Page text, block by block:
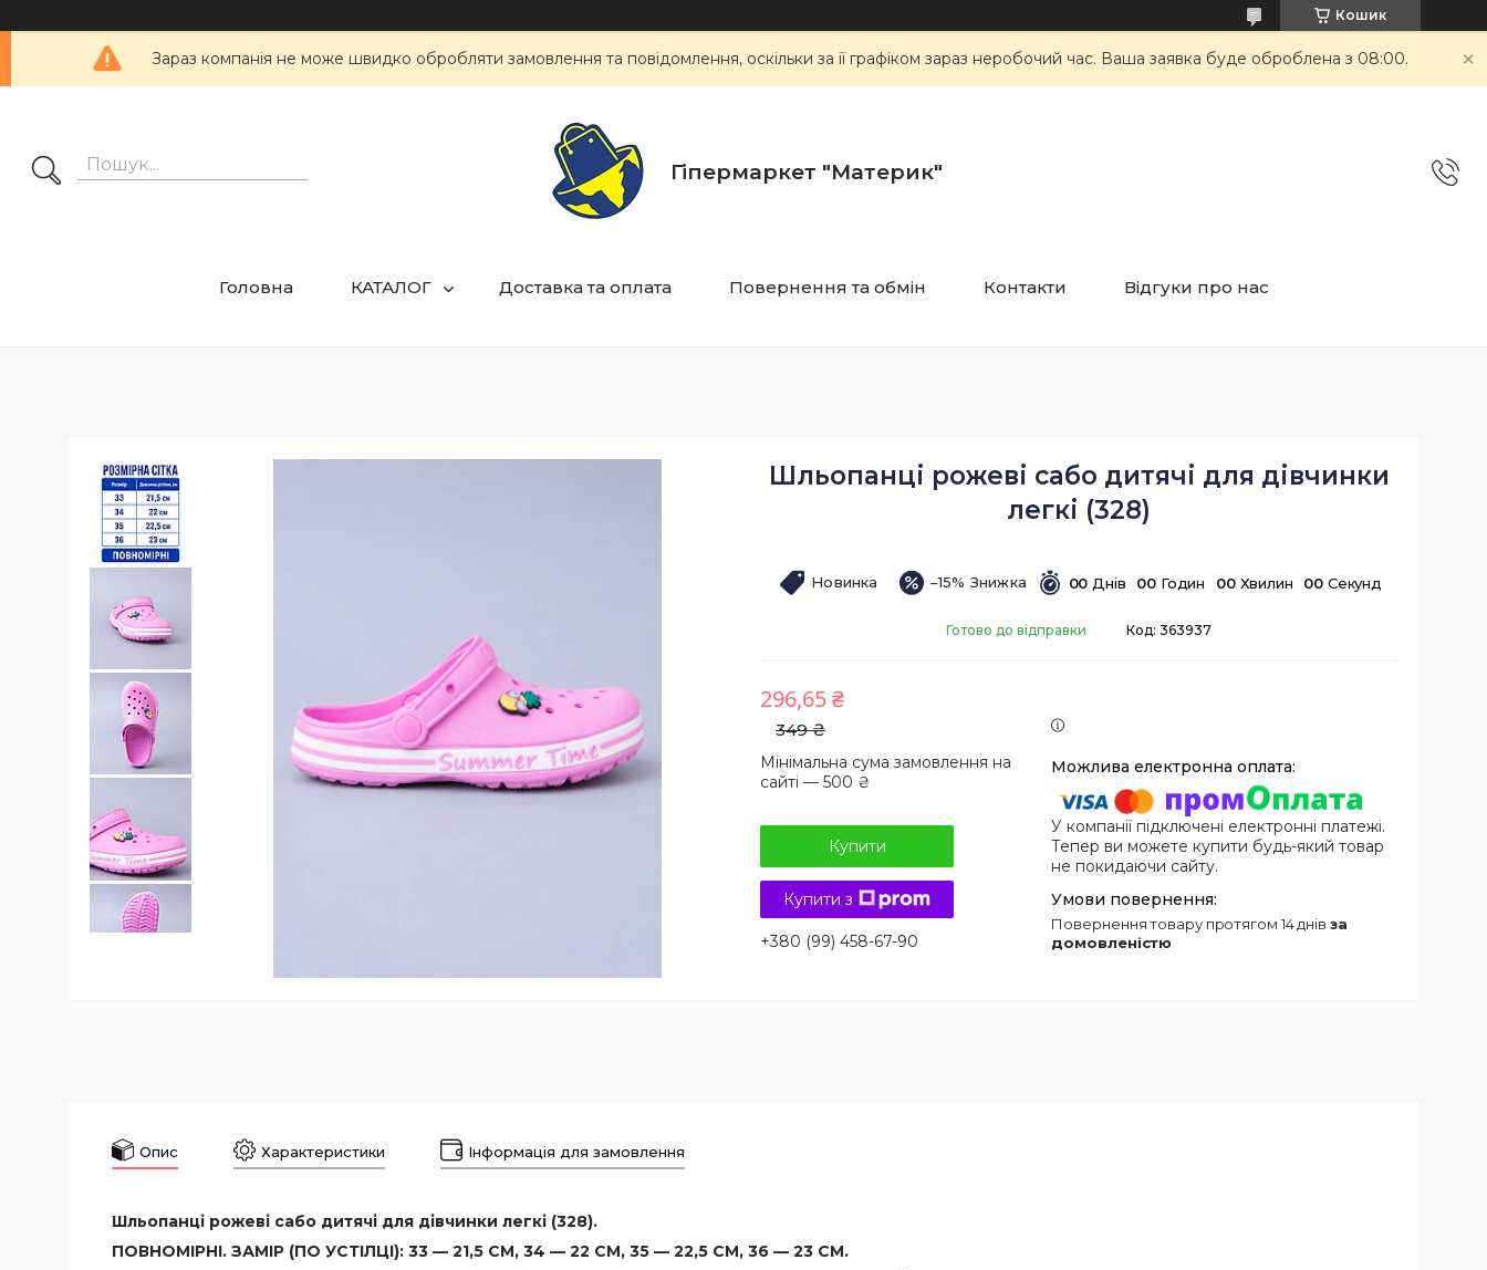
Кошик
Зараз компанія не може швидко обробляти замовлення та повідомлення, оскільки за її графіком зараз неробочий час. Ваша заявка буде оброблена з 08:00.
Гіпермаркет "Материк"
Головна КАТАЛОГ Доставка та оплата Повернення та обмін Контакти Відгуки про нас
Шльопанці рожеві сабо дитячі для дівчинки
легкі (328)
Новинка –15% 00 Днів 00 Годин 00 Хвилин 00 Секунд
Готово до відправки Код: 363937
349 ₴
296,65 ₴
Мінімальна сума замовлення на
сайті — 500 ₴
Купити
Купити з
+380 (99) 458-67-90
У компанії підключені електронні платежі.
Тепер ви можете купити будь-який товар
не покидаючи сайту.
повернення товару протягом 14 днів за
домовленістю
Опис Характеристики Інформація для замовлення
Шльопанці рожеві сабо дитячі для дівчинки легкі (328).
ПОВНОМІРНІ. ЗАМІР (ПО УСТІЛЦІ): 33 — 21,5 СМ, 34 — 22 СМ, 35 — 22,5 СМ, 36 — 23 СМ.